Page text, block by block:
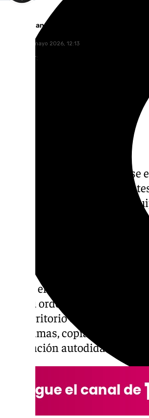
Elena Lozano
martes, 12 mayo 2026, 12:13
Compartir:
Mucho antes de convertirse
ciberseguridad europea,
VirusTotal y de liderar el
Bernardo Quintero era
ordenadores. Ahora, más de
en el mundo de la
una búsqueda de
Corría el año 1987. Quintero
con su ordenador. En
era territorio de
programas, copiando
generación autodidacta que